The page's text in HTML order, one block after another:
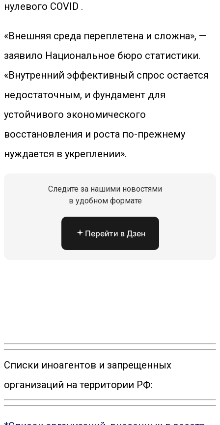
нулевого COVID .
«Внешняя среда переплетена и сложна», —
заявило Национальное бюро статистики.
«Внутренний эффективный спрос остается
недостаточным, и фундамент для
устойчивого экономического
восстановления и роста по-прежнему
нуждается в укреплении».
Следите за нашими новостями
в удобном формате
Перейти в Дзен
Списки иноагентов и запрещенных
организаций на территории РФ: